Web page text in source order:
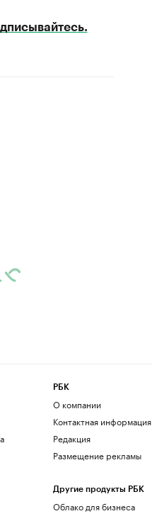
РБК
О компании
Контактная информация
Редакция
Размещение рекламы
Другие продукты РБК
Облако для бизнеса